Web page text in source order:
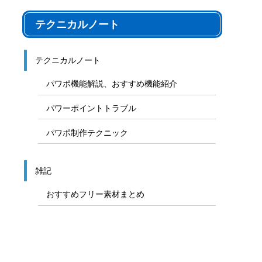
テクニカルノート
テクニカルノート
パワポ機能解説、おすすめ機能紹介
パワーポイントトラブル
パワポ制作テクニック
雑記
おすすめフリー素材まとめ